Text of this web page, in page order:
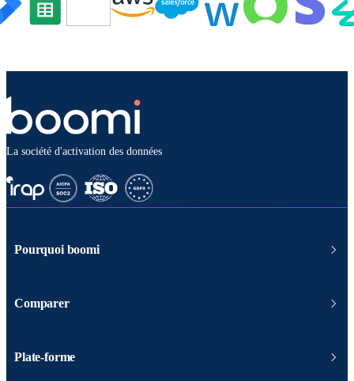
La société d'activation des données
Pourquoi boomi
Comparer
Plate-forme